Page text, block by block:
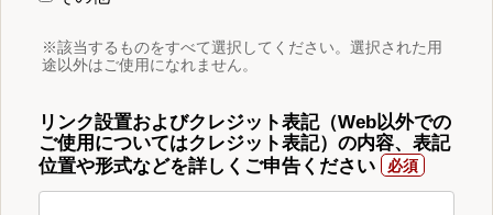
※該当するものをすべて選択してください。選択された用
途以外はご使用になれません。
リンク設置およびクレジット表記（Web以外での
ご使用についてはクレジット表記）の内容、表記
位置や形式などを詳しくご申告ください